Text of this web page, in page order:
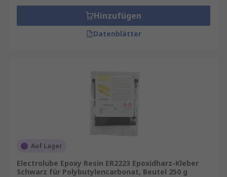
Anwendungen von Kunstharzen
Harze können für eine Vielzahl von
den üblichen Anwendungen gehören Klebstoffe,
Farben und Beschichtungen, elektronische
Bauteile und medizinische Geräte.
Hinzufügen
Datenblätter
Auf Lager
Electrolube Epoxy Resin ER2223 Epoxidharz-Kleber
Schwarz für Polybutylencarbonat, Beutel 250 g